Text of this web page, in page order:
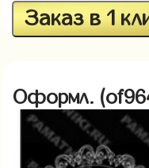
Заказ в 1
Оформл.